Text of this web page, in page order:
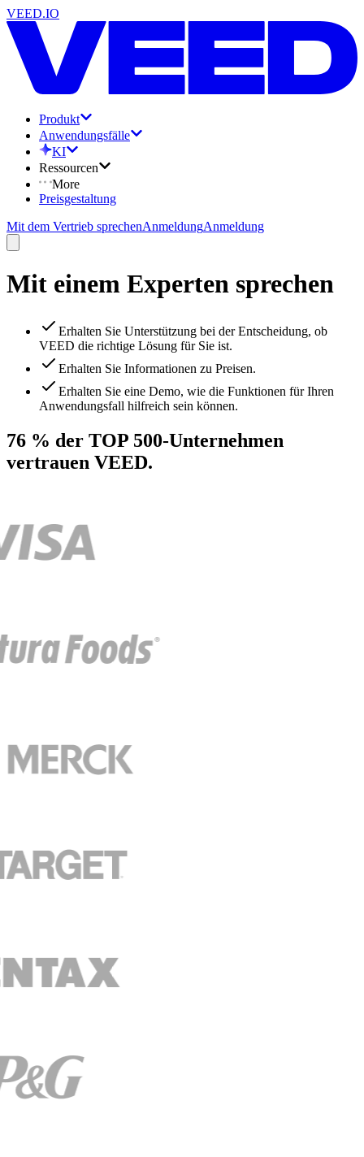
VEED.IO
Produkt
Anwendungsfälle
KI
Ressourcen
More
Preisgestaltung
Mit dem Vertrieb sprechenAnmeldungAnmeldung
Mit einem Experten sprechen
Erhalten Sie Unterstützung bei der Entscheidung, ob
VEED die richtige Lösung für Sie ist.
Erhalten Sie Informationen zu Preisen.
Erhalten Sie eine Demo, wie die Funktionen für Ihren
Anwendungsfall hilfreich sein können.
76 % der TOP 500-Unternehmen
vertrauen VEED.